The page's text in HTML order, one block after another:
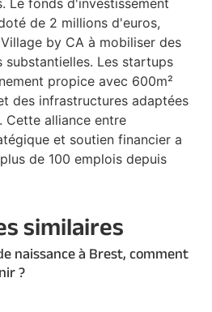
de 2 millions d'euros,
by CA à mobiliser des
substantielles. Les startups
propice avec 600m²
des infrastructures adaptées
Cette alliance entre
et soutien financier a
de 100 emplois depuis
similaires
naissance à Brest, comment
?